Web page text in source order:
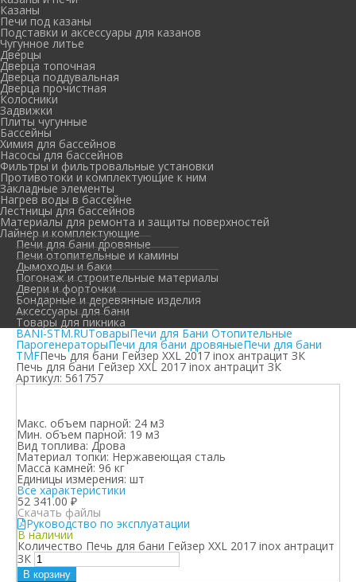
Казаны
Печи под казаны
Подставки и аксессуары для казанов
Чугунное литье
Дверцы
Дверца топочная
Дверца поддувальная
Дверца прочистная
Колосники
Задвижки
Плиты чугунные
Бассейны
Химия для бассейнов
Насосы для бассейнов
Фильтры и фильтровальные установки
Противотоки и комплектующие к ним
Закладные элементы
Нагрев воды в бассейне
Лестницы для бассейнов
Материалы для ремонта и защиты поверхностей
Лайнер и комплектующие
Печи для бани дровяные
Печи отопительные и камины
Дымоходы и баки
Погонаж и строительные материалы
Двери и форточки
Бондарные и деревянные изделия
Аксессуары для бани
Товары для пикника
BANI-STM.RUТоварыПечи для Бани Отопительные
ПарогенераторыПечи для бани дровяныеПечи для бани
TMFПечь для бани Гейзер XXL 2017 inox антрацит ЗК
Печь для бани Гейзер XXL 2017 inox антрацит ЗК
Артикул: 561757
Макс. объем парной: 24 м3
Мин. объем парной: 19 м3
Вид топлива: Дрова
Материал топки: Нержавеющая сталь
Масса камней: 96 кг
Единицы измерения: шт
Все характеристики
52 341.00 ₽
Скачать файлы
Руководство по эксплуатации
В наличии
Количество Печь для бани Гейзер XXL 2017 inox антрацит
ЗК
В корзину